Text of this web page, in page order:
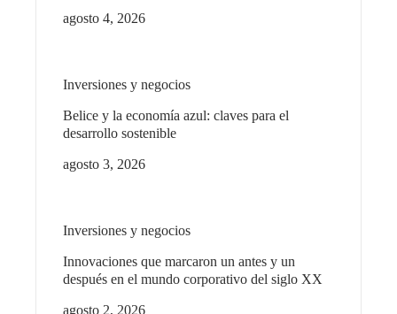
agosto 4, 2026
Inversiones y negocios
Belice y la economía azul: claves para el
desarrollo sostenible
agosto 3, 2026
Inversiones y negocios
Innovaciones que marcaron un antes y un
después en el mundo corporativo del siglo XX
agosto 2, 2026